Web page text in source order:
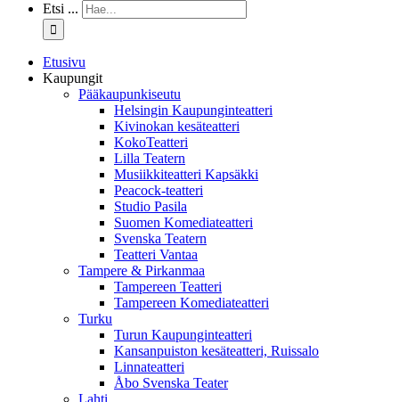
Etsi ...
Etusivu
Kaupungit
Pääkaupunkiseutu
Helsingin Kaupunginteatteri
Kivinokan kesäteatteri
KokoTeatteri
Lilla Teatern
Musiikkiteatteri Kapsäkki
Peacock-teatteri
Studio Pasila
Suomen Komediateatteri
Svenska Teatern
Teatteri Vantaa
Tampere & Pirkanmaa
Tampereen Teatteri
Tampereen Komediateatteri
Turku
Turun Kaupunginteatteri
Kansanpuiston kesäteatteri, Ruissalo
Linnateatteri
Åbo Svenska Teater
Lahti